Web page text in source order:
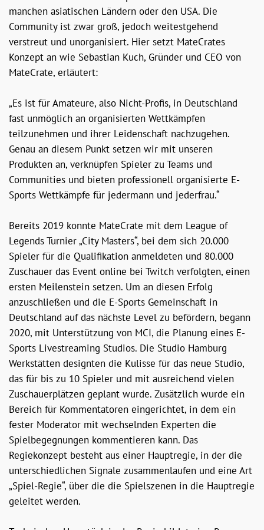
manchen asiatischen Ländern oder den USA. Die
Community ist zwar groß, jedoch weitestgehend
verstreut und unorganisiert. Hier setzt MateCrates
Konzept an wie Sebastian Kuch, Gründer und CEO von
MateCrate, erläutert:
„Es ist für Amateure, also Nicht-Profis, in Deutschland
fast unmöglich an organisierten Wettkämpfen
teilzunehmen und ihrer Leidenschaft nachzugehen.
Genau an diesem Punkt setzen wir mit unseren
Produkten an, verknüpfen Spieler zu Teams und
Communities und bieten professionell organisierte E-
Sports Wettkämpfe für jedermann und jederfrau.“
Bereits 2019 konnte MateCrate mit dem League of
Legends Turnier „City Masters“, bei dem sich 20.000
Spieler für die Qualifikation anmeldeten und 80.000
Zuschauer das Event online bei Twitch verfolgten, einen
ersten Meilenstein setzen. Um an diesen Erfolg
anzuschließen und die E-Sports Gemeinschaft in
Deutschland auf das nächste Level zu befördern, begann
2020, mit Unterstützung von MCI, die Planung eines E-
Sports Livestreaming Studios. Die Studio Hamburg
Werkstätten designten die Kulisse für das neue Studio,
das für bis zu 10 Spieler und mit ausreichend vielen
Zuschauerplätzen geplant wurde. Zusätzlich wurde ein
Bereich für Kommentatoren eingerichtet, in dem ein
fester Moderator mit wechselnden Experten die
Spielbegegnungen kommentieren kann. Das
Regiekonzept besteht aus einer Hauptregie, in der die
unterschiedlichen Signale zusammenlaufen und eine Art
„Spiel-Regie“, über die die Spielszenen in die Hauptregie
geleitet werden.